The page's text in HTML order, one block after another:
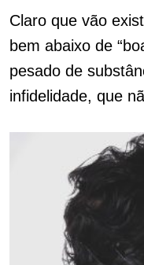
Claro que vão
bem abaixo de
pesado de
infidelidade, que